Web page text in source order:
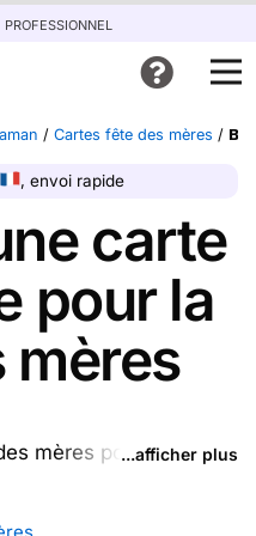
professionnel
/ Cartes fête des mères /
, envoi rapide
carte
pour la
mères
mères pour enfant
...afficher plus